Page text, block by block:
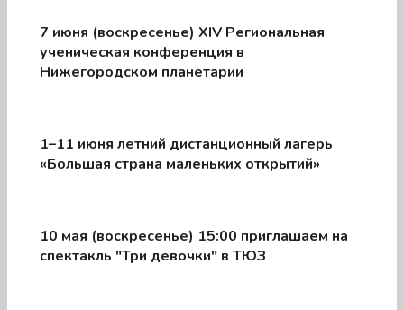
7 июня (воскресенье) XIV Региональная
ученическая конференция в
Нижегородском планетарии
1–11 июня летний дистанционный лагерь
«Большая страна маленьких открытий»
10 мая (воскресенье) 15:00 приглашаем на
спектакль "Три девочки" в ТЮЗ